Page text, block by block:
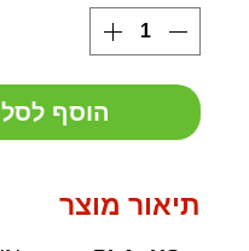
הוסף לסל
תיאור מוצר